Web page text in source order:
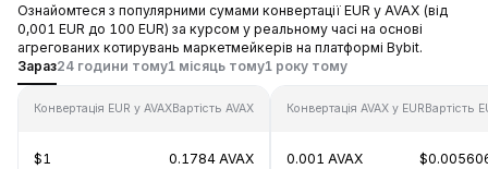
Ознайомтеся з популярними сумами конвертації EUR у AVAX (від
0,001 EUR до 100 EUR) за курсом у реальному часі на основі
агрегованих котирувань маркетмейкерів на платформі Bybit.
Зараз24 години тому1 місяць тому1 року тому
Конвертація EUR у AVAXВартість AVAX
$1 0.1784 AVAX
Конвертація AVAX у EURВартість
0.001 AVAX